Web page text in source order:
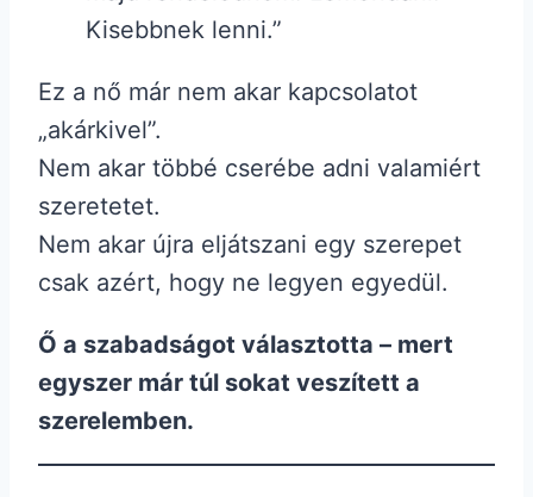
Kisebbnek lenni.”
Ez a nő már nem akar kapcsolatot
„akárkivel”.
Nem akar többé cserébe adni valamiért
szeretetet.
Nem akar újra eljátszani egy szerepet
csak azért, hogy ne legyen egyedül.
Ő a szabadságot választotta – mert
egyszer már túl sokat veszített a
szerelemben.